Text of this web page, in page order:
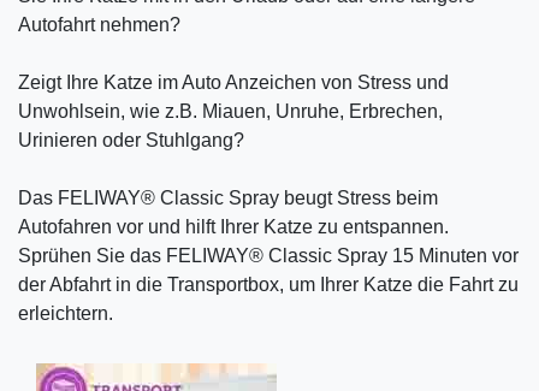
Autofahrt nehmen?
Zeigt Ihre Katze im Auto Anzeichen von Stress und
Unwohlsein, wie z.B. Miauen, Unruhe, Erbrechen,
Urinieren oder Stuhlgang?
Das FELIWAY® Classic Spray beugt Stress beim
Autofahren vor und hilft Ihrer Katze zu entspannen.
Sprühen Sie das FELIWAY® Classic Spray 15 Minuten vor
der Abfahrt in die Transportbox, um Ihrer Katze die Fahrt zu
erleichtern.